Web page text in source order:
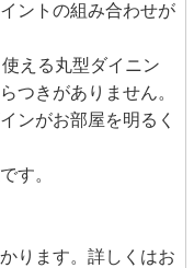
ントの組み合わせが
える丸型ダイニン
つきがありません。
ンがお部屋を明るく
す。
ります。詳しくはお